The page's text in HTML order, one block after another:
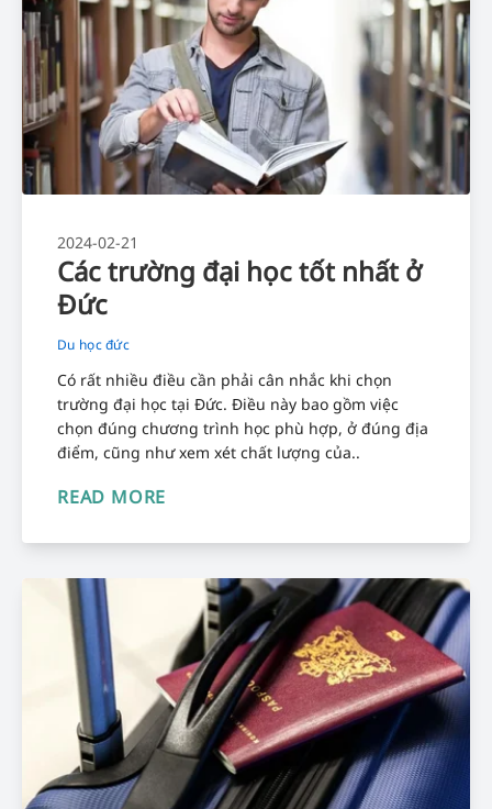
2024-02-21
Các trường đại học tốt nhất ở
Đức
Du học đức
Có rất nhiều điều cần phải cân nhắc khi chọn
trường đại học tại Đức. Điều này bao gồm việc
chọn đúng chương trình học phù hợp, ở đúng địa
điểm, cũng như xem xét chất lượng của..
READ MORE